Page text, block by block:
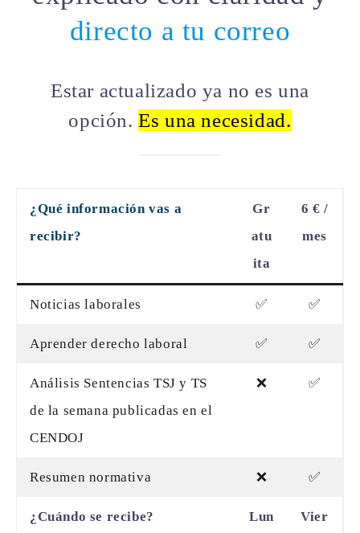
directo a tu correo
Estar actualizado ya no es una
opción.Es una necesidad.
¿Qué información vas a
recibir?
Gr
atu
ita
6 € /
mes
Noticias laborales ✅ ✅
Aprender derecho laboral ✅ ✅
Análisis Sentencias TSJ y TS
de la semana publicadas en el
CENDOJ
❌ ✅
Resumen normativa ❌ ✅
¿Cuándo se recibe?
Lun
Vier